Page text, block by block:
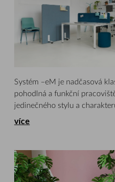
Systém –eM je nadčasová
pohodlná a funkční
jedinečného stylu a
více